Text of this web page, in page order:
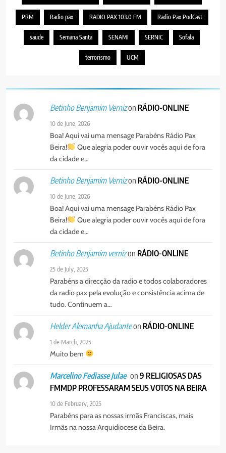
5
Agentes de Pastoral bíblica no
encontro de revitalização na
Diocese de Chimoio
PORTUGUÊS RELIGIOSA
Cristo como centro é uma simples
organização humana” – defende o
Padre Mubango
PORTUGUÊS
MERCADO DE INHAMÍZUA:
MUNICÍPIO DIZ QUE
TRANSFERÊNCIA DOS
VENDEDORES FOI ACEITE, MAS
SURGIRAM RESISTÊNCIAS PELO
CAMINHO
PORTUGUÊS
PRM Radio pax RADIO PAX 103.0 FM Radio Pax PodCast
saude Semana Santa SENAMI SERNIC Sofala
terrorismo UCM
Betinho Benjamim Vernizon RÁDIO-ONLINE
10 de June, 2026
Boa! Aqui vai uma mensage Parabéns Rádio Pax
Beira!
Que alegria poder ouvir vocês aqui de fora
da cidade e…
Betinho Benjamim Vernizon RÁDIO-ONLINE
10 de June, 2026
Boa! Aqui vai uma mensage Parabéns Rádio Pax
Beira!
Que alegria poder ouvir vocês aqui de fora
da cidade e…
Betinho Benjamim vernizon RÁDIO-ONLINE
25 de July, 2025
Parabéns a direcção da radio e todos colaboradores
da radio pax pela evolução e consistência acima de
tudo. Continuem a…
Helder Alemanha Ajudanteon RÁDIO-ONLINE
1 de March, 2025
Muito bem
Marcelino Fediasse Julae on9 RELIGIOSAS DAS
FMMDP PROFESSARAM SEUS VOTOS NA BEIRA
10 de February, 2025
Parabéns para as nossas irmãs Franciscas, mais
Irmãs na nossa Arquidiocese da Beira.